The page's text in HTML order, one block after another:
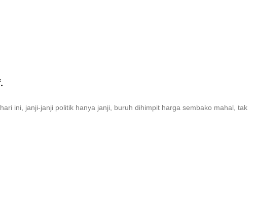
ini, janji-janji politik hanya janji, buruh dihimpit harga sembako mahal, tak